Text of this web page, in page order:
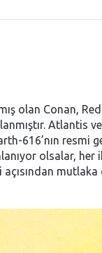
olan Conan,
Atlantis
616’nın resmi
olsalar, her
mutlaka